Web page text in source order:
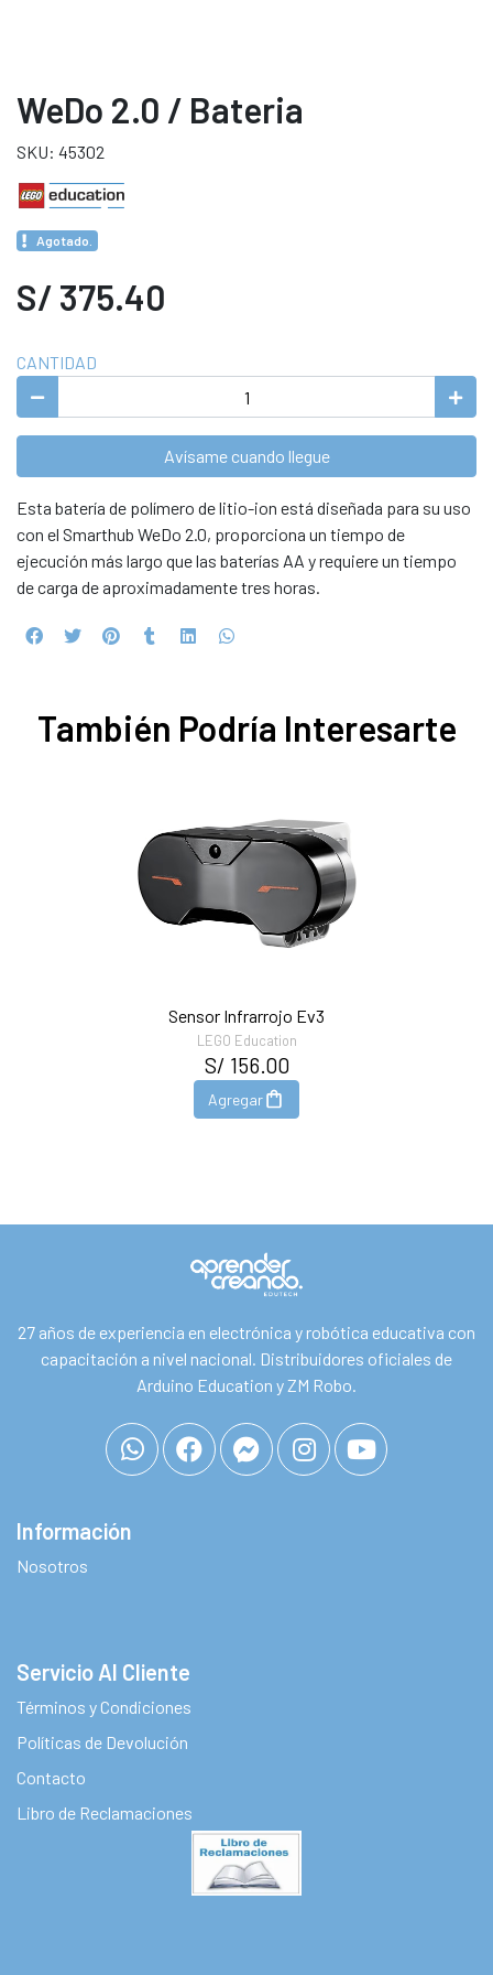
WeDo 2.0 / Bateria
SKU: 45302
Agotado.
S/ 375.40
CANTIDAD
Avísame cuando llegue
Esta batería de polímero de litio-ion está diseñada para su uso
con el Smarthub WeDo 2.0, proporciona un tiempo de
ejecución más largo que las baterías AA y requiere un tiempo
de carga de aproximadamente tres horas.
También Podría Interesarte
Sensor Infrarrojo Ev3
LEGO Education
S/ 156.00
Agregar
27 años de experiencia en electrónica y robótica educativa con
capacitación a nivel nacional. Distribuidores oficiales de
Arduino Education y ZM Robo.
Información
Nosotros
Servicio Al Cliente
Términos y Condiciones
Políticas de Devolución
Contacto
Libro de Reclamaciones